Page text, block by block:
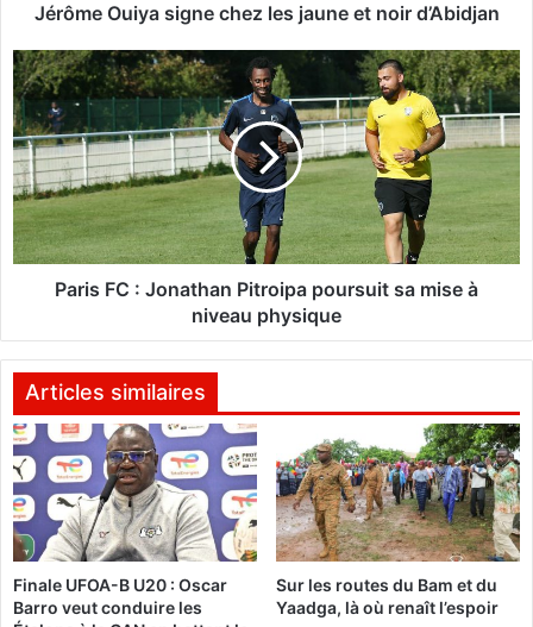
s
i
g
n
e
c
h
e
z
j
n
e
e
t
n
o
i
r
Jérôme Ouiya signe chez les jaune et noir d’Abidjan
P
a
r
i
s
F
C
:
J
a
t
a
n
P
i
t
r
o
i
p
Paris FC : Jonathan Pitroipa poursuit sa mise à
niveau physique
Articles similaires
Finale UFOA-B U20 : Oscar
Barro veut conduire les
Sur les routes du Bam et du
Yaadga, là où renaît l’espoir